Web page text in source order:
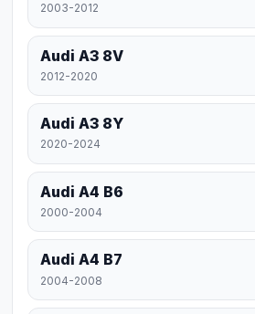
2003-2012
Audi A3 8V
2012-2020
Audi A3 8Y
2020-2024
Audi A4 B6
2000-2004
Audi A4 B7
2004-2008